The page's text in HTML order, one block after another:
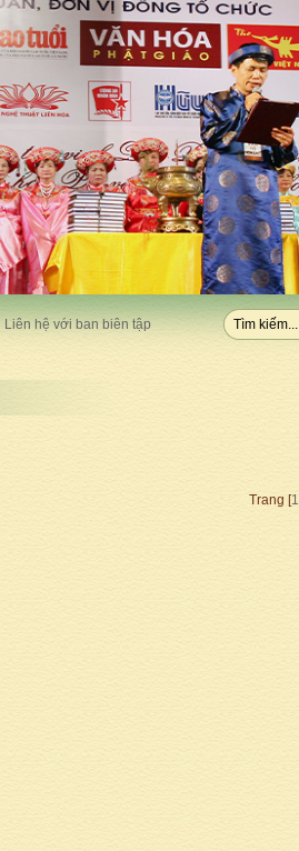
Liên hệ với ban biên tập
Trang [1